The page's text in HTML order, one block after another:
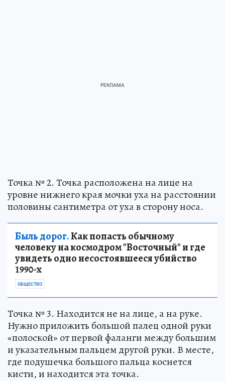
Точка № 2. Точка расположена на лице на
уровне нижнего края мочки уха на расстоянии
половины сантиметра от уха в сторону носа.
Быль дорог.Как попасть обычному
человеку на космодром "Восточный" и где
увидеть одно несостоявшееся убийство
1990-х
ОБЩЕСТВО
Точка № 3. Находится не на лице, а на руке.
Нужно приложить большой палец одной руки
«полоской» от первой фаланги между большим
и указательным пальцем другой руки. В месте,
где подушечка большого пальца коснется
кисти, и находится эта точка.